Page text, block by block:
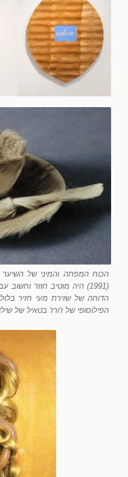
הכוח המפתה והמיני של
(1991) היה מוטיב חוזר
הדוחה של שזירת מעי חזיר
הפילוסופי של ז'ורז' בטאיל של